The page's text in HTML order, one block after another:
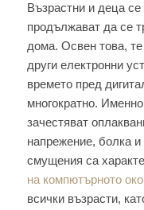
Възрастни и деца се
продължават да се
дома. Освен това,
други електронни
времето пред
многократно.
зачестяват
напрежение, болка и
смущения са
на компютърното око
всички възрасти,